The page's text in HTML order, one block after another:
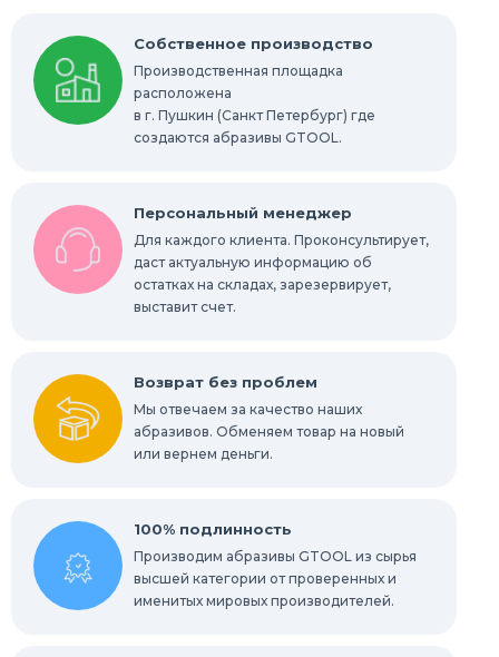
Шлифовальные абразивные губки, бруски
Радиальные шлифовальные круги
Конволютные круги
Абразивы для обработки труднодоступных
мест
Собственное производство
Производственная площадка
расположена
в г. Пушкин (Санкт Петербург) где
создаются абразивы GTOOL.
Персональный менеджер
Для каждого клиента. Проконсультирует,
даст актуальную информацию об
остатках на складах, зарезервирует,
выставит счет.
Возврат без проблем
Мы отвечаем за качество наших
абразивов. Обменяем товар на новый
или вернем деньги.
100% подлинность
Производим абразивы GTOOL из сырья
высшей категории от проверенных и
именитых мировых производителей.